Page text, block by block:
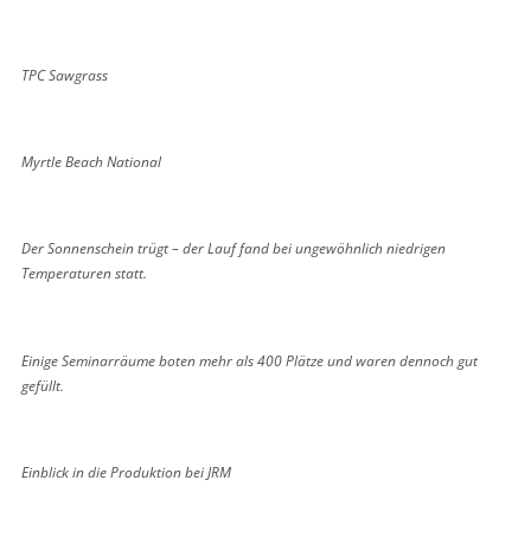
TPC Sawgrass
Myrtle Beach National
Der Sonnenschein trügt – der Lauf fand bei ungewöhnlich niedrigen
Temperaturen statt.
Einige Seminarräume boten mehr als 400 Plätze und waren dennoch gut
gefüllt.
Einblick in die Produktion bei JRM